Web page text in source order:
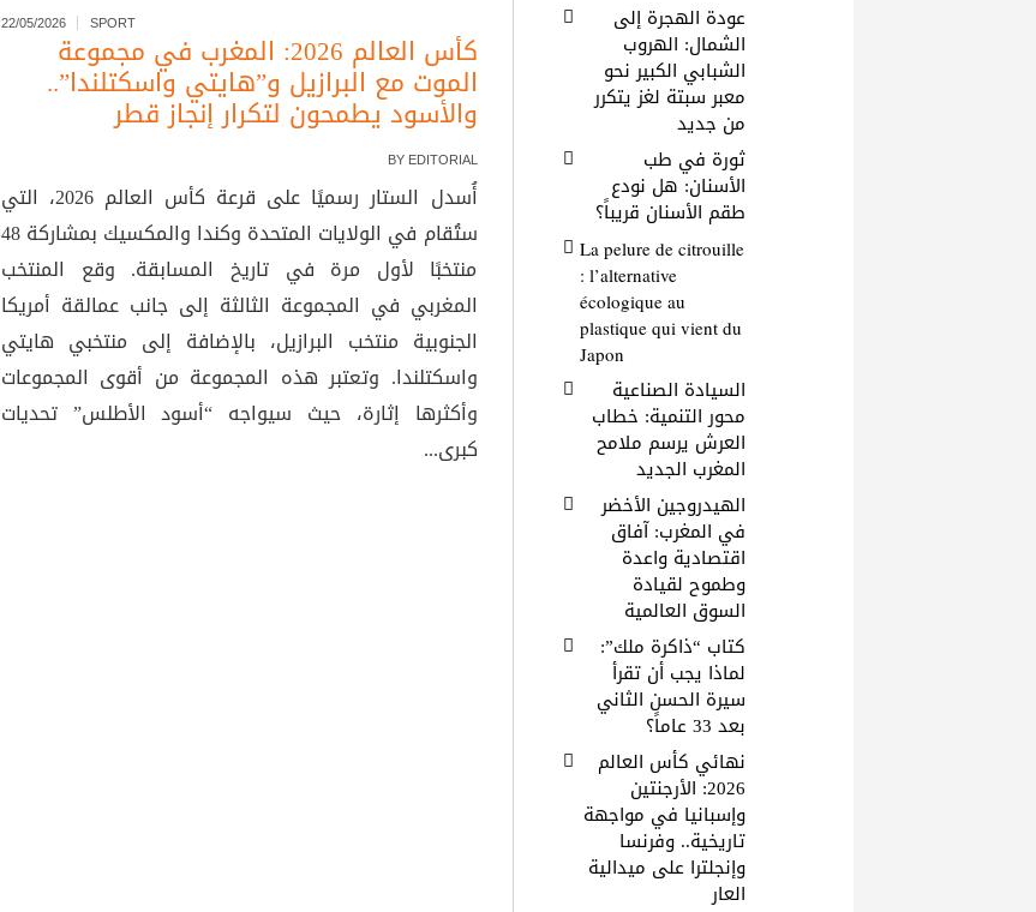
22/05/2026 SPORT
كأس العالم 2026: المغرب في مجموعة
الموت مع البرازيل و”هايتي واسكتلندا”..
والأسود يطمحون لتكرار إنجاز قطر
BY EDITORIAL
أُسدل الستار رسميًا على قرعة كأس العالم 2026، التي
ستُقام في الولايات المتحدة وكندا والمكسيك بمشاركة 48
منتخبًا لأول مرة في تاريخ المسابقة. وقع المنتخب
المغربي في المجموعة الثالثة إلى جانب عمالقة أمريكا
الجنوبية منتخب البرازيل، بالإضافة إلى منتخبي هايتي
واسكتلندا. وتعتبر هذه المجموعة من أقوى المجموعات
وأكثرها إثارة، حيث سيواجه “أسود الأطلس” تحديات
كبرى...
عودة الهجرة إلى
الشمال: الهروب
الشبابي الكبير نحو
معبر سبتة لغز يتكرر
من جديد
ثورة في طب
الأسنان: هل نودع
طقم الأسنان قريباً؟
La pelure de citrouille
: l’alternative
écologique au
plastique qui vient du
Japon
السيادة الصناعية
محور التنمية: خطاب
العرش يرسم ملامح
المغرب الجديد
الهيدروجين الأخضر
في المغرب: آفاق
اقتصادية واعدة
وطموح لقيادة
السوق العالمية
كتاب “ذاكرة ملك”:
لماذا يجب أن تقرأ
سيرة الحسن الثاني
بعد 33 عاماً؟
نهائي كأس العالم
2026: الأرجنتين
وإسبانيا في مواجهة
تاريخية.. وفرنسا
وإنجلترا على ميدالية
العار